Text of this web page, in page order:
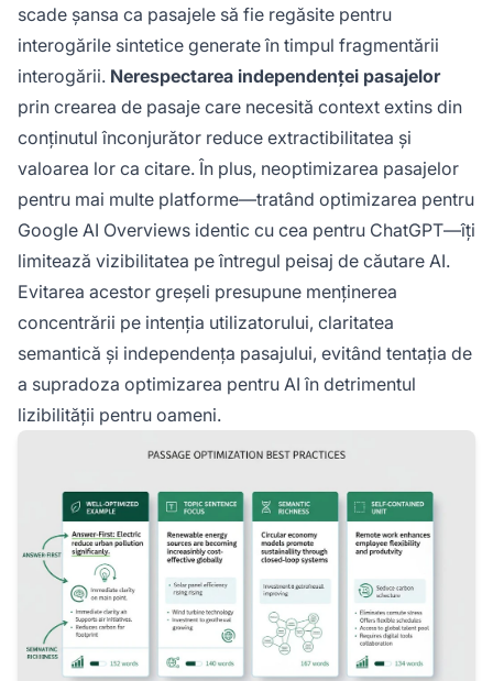
scade șansa ca pasajele să fie regăsite pentru
interogările sintetice generate în timpul fragmentării
interogării. Nerespectarea independenței pasajelor
prin crearea de pasaje care necesită context extins din
conținutul înconjurător reduce extractibilitatea și
valoarea lor ca citare. În plus, neoptimizarea pasajelor
pentru mai multe platforme—tratând optimizarea pentru
Google AI Overviews identic cu cea pentru ChatGPT—îți
limitează vizibilitatea pe întregul peisaj de căutare AI.
Evitarea acestor greșeli presupune menținerea
concentrării pe intenția utilizatorului, claritatea
semantică și independența pasajului, evitând tentația de
a supradoza optimizarea pentru AI în detrimentul
lizibilității pentru oameni.